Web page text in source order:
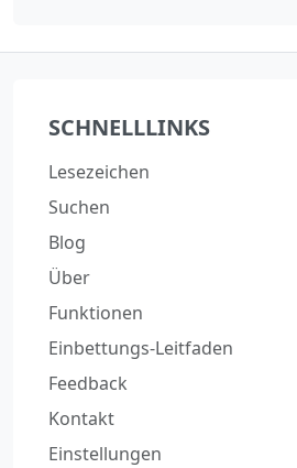
SCHNELLLINKS
Lesezeichen
Suchen
Blog
Über
Funktionen
Einbettungs-Leitfaden
Feedback
Kontakt
Einstellungen